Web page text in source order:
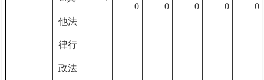
他法
律行
政法
0
0 0 0 0